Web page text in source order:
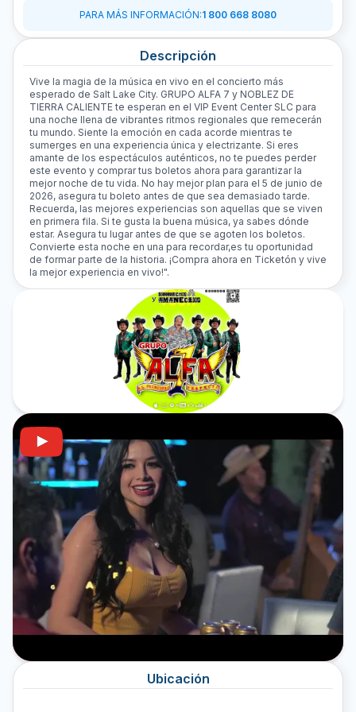
PARA MÁS INFORMACIÓN:1 800 668 8080
Descripción
Vive la magia de la música en vivo en el concierto más
esperado de Salt Lake City. GRUPO ALFA 7 y NOBLEZ DE
TIERRA CALIENTE te esperan en el VIP Event Center SLC para
una noche llena de vibrantes ritmos regionales que remecerán
tu mundo. Siente la emoción en cada acorde mientras te
sumerges en una experiencia única y electrizante. Si eres
amante de los espectáculos auténticos, no te puedes perder
este evento y comprar tus boletos ahora para garantizar la
mejor noche de tu vida. No hay mejor plan para el 5 de junio de
2026, asegura tu boleto antes de que sea demasiado tarde.
Recuerda, las mejores experiencias son aquellas que se viven
en primera fila. Si te gusta la buena música, ya sabes dónde
estar. Asegura tu lugar antes de que se agoten los boletos.
Convierte esta noche en una para recordar,es tu oportunidad
de formar parte de la historia. ¡Compra ahora en Ticketón y vive
la mejor experiencia en vivo!".
Ubicación